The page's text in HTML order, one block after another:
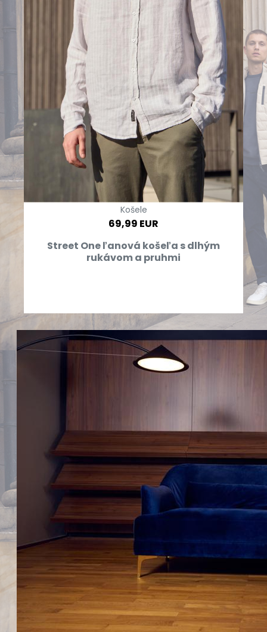
Košele
69,99 EUR
Street One ľanová košeľa s dlhým
rukávom a pruhmi